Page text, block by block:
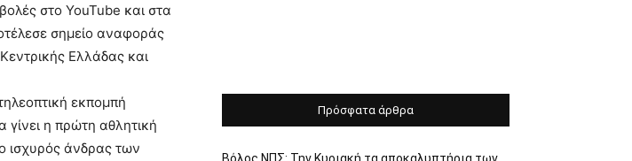
στο YouTube και στα
σημείο αναφοράς
Ελλάδας και
εκπομπή
η πρώτη αθλητική
ισχυρός άνδρας των
Πρόσφατα άρθρα